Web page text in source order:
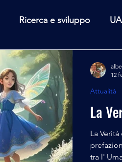
Ricerca e sviluppo
Mare Mediterraneo
Spazio - Astronomia
La
La
tra l' Umano Enea e
Attualità
12